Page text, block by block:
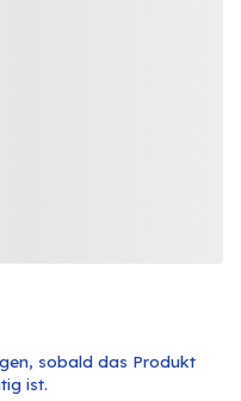
sobald das Produkt
ist.